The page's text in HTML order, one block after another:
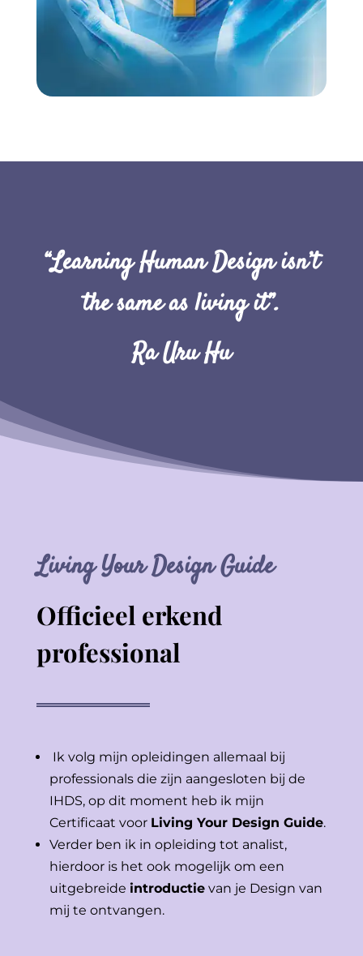
“Learning Human Design isn’t
the same as living it”.
Ra Uru Hu
Living Your Design Guide
Officieel erkend
professional
Ik volg mijn opleidingen allemaal bij
professionals die zijn aangesloten bij de
IHDS, op dit moment heb ik mijn
Certificaat voor Living Your Design Guide.
Verder ben ik in opleiding tot analist,
hierdoor is het ook mogelijk om een
uitgebreide introductievan je Design van
mij te ontvangen.